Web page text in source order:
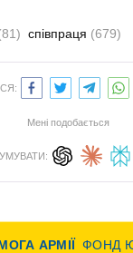
співпраця (679)
Мені подобається